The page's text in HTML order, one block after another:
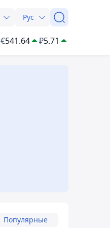
Рус
€541.64 ₽5.71
Популярные